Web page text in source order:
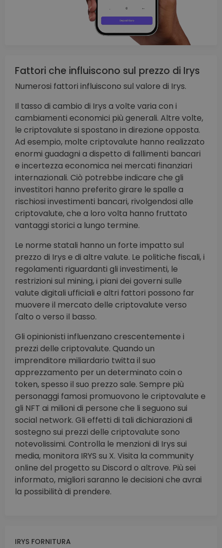
Fattori che influiscono sul prezzo di Irys
Numerosi fattori influiscono sul valore di Irys.
Il tasso di cambio di Irys a volte varia con i
cambiamenti economici più generali. Altre volte,
le criptovalute si spostano in direzione opposta.
Ad esempio, molte criptovalute hanno realizzato
enormi guadagni a dispetto di fallimenti bancari
e incertezza economica nei mercati finanziari
internazionali. Ciò potrebbe indicare che gli
investitori hanno preferito girare le spalle a
rischiosi investimenti bancari, rivolgendosi alle
criptovalute, che a loro volta hanno fruttato
vantaggi storici a lungo termine.
Le norme statali hanno un forte impatto sul
prezzo di Irys e di altre valute. Le politiche fiscali, i
regolamenti riguardanti gli investimenti, le
restrizioni sul mining, i piani dei governi sulle
valute digitali ufficiali e altri fattori possono far
muovere il mercato delle criptovalute verso
l'alto o verso il basso.
Gli opinionisti influenzano crescentemente i
prezzi delle criptovalute. Quando un
imprenditore miliardario twitta il suo
apprezzamento per un determinato coin o
token, spesso il suo prezzo sale. Sempre più
personaggi famosi promuovono le criptovalute e
gli NFT ai milioni di persone che li seguono sui
social network. Gli effetti di tali dichiarazioni di
sostegno sui prezzi delle criptovalute sono
notevolissimi. Controlla le menzioni di Irys sui
media, monitora IRYS su X. Visita la community
online del progetto su Discord o altrove. Più sei
informato, migliori saranno le decisioni che avrai
la possibilità di prendere.
IRYS FORNITURA